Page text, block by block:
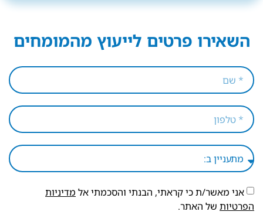
השאירו פרטים לייעוץ מהמומחים
אני מאשר/ת כי קראתי, הבנתי והסכמתי אל מדיניות
הפרטיות של האתר.